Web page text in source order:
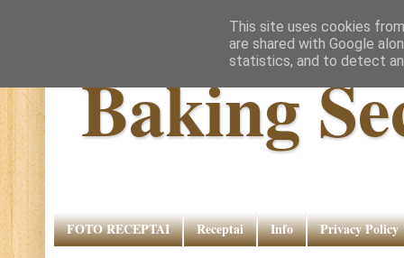
Baking
FOTO RECEPTAI Receptai Info Privacy Policy
This site uses cookies
are shared with Google
statistics, and to detect